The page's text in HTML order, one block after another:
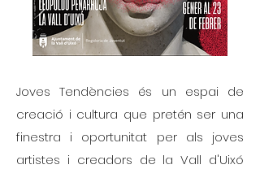
Joves Tendències és un espai de
creació i cultura que pretén ser una
finestra i oportunitat per als joves
artistes i creadors de la Vall d'Uixó